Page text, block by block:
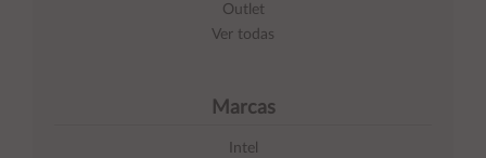
Outlet
Ver todas
Marcas
Intel